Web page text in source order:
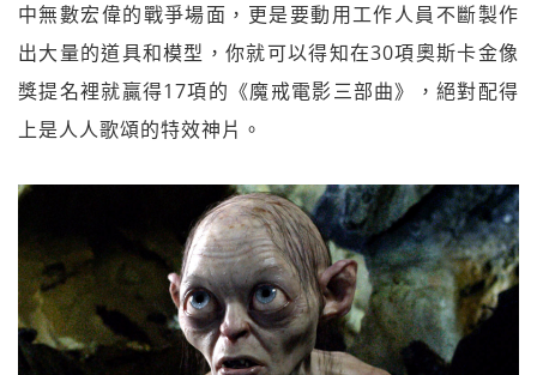
中無數宏偉的戰爭場面，更是要動用工作人員不斷製作
出大量的道具和模型，你就可以得知在30項奧斯卡金像
獎提名裡就贏得17項的《魔戒電影三部曲》，絕對配得
上是人人歌頌的特效神片。